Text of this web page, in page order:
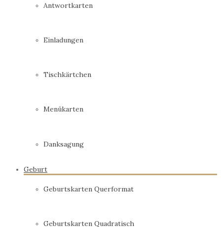
Antwortkarten
Einladungen
Tischkärtchen
Menükarten
Danksagung
Geburt
Geburtskarten Querformat
Geburtskarten Quadratisch